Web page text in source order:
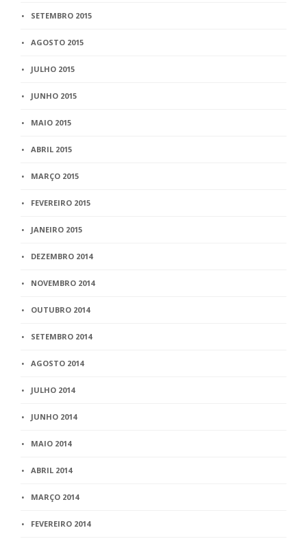
SETEMBRO 2015
AGOSTO 2015
JULHO 2015
JUNHO 2015
MAIO 2015
ABRIL 2015
MARÇO 2015
FEVEREIRO 2015
JANEIRO 2015
DEZEMBRO 2014
NOVEMBRO 2014
OUTUBRO 2014
SETEMBRO 2014
AGOSTO 2014
JULHO 2014
JUNHO 2014
MAIO 2014
ABRIL 2014
MARÇO 2014
FEVEREIRO 2014